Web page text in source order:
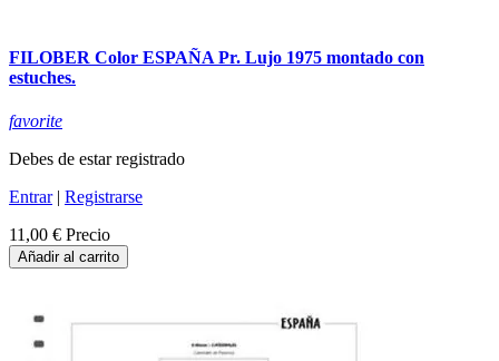
FILOBER Color ESPAÑA Pr. Lujo 1975 montado con
estuches.
favorite
Debes de estar registrado
Entrar| Registrarse
11,00 € Precio
Añadir al carrito